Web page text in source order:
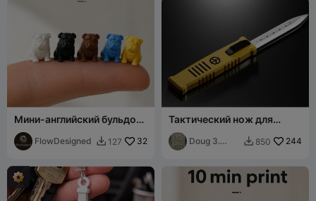
Мини-английский бульдог –
быстрая печать, высокая
детализация
FlowDesigned  127 32
Тактический нож для
вскрытия конвертов OTF
Doug 3.
 850 244